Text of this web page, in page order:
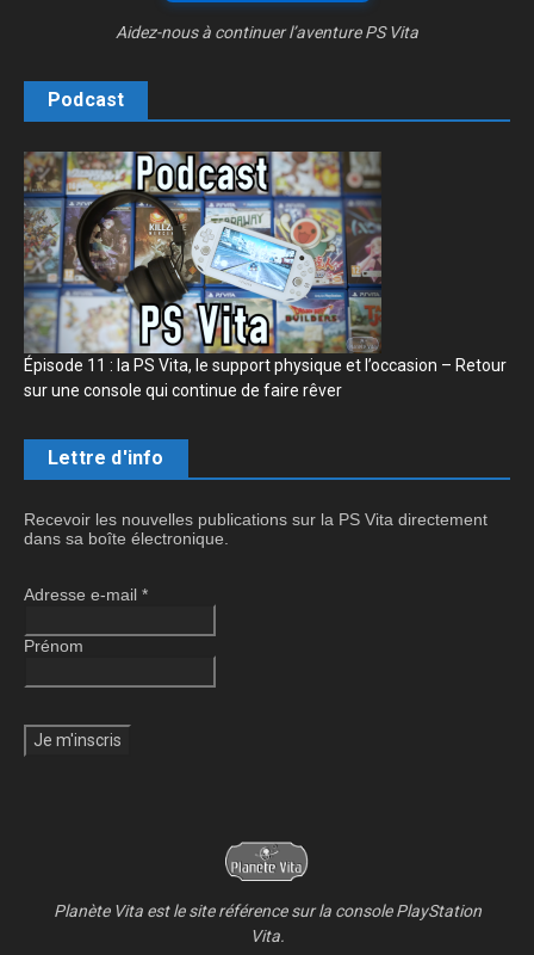
Aidez-nous à continuer l’aventure PS Vita
Podcast
Épisode 11 : la PS Vita, le support physique et l’occasion – Retour
sur une console qui continue de faire rêver
Lettre d'info
Recevoir les nouvelles publications sur la PS Vita directement
dans sa boîte électronique.
Adresse e-mail *
Prénom
Planète Vita est le site référence sur la console PlayStation
Vita.